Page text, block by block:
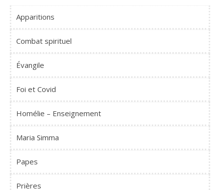
Apparitions
Combat spirituel
Évangile
Foi et Covid
Homélie – Enseignement
Maria Simma
Papes
Prières